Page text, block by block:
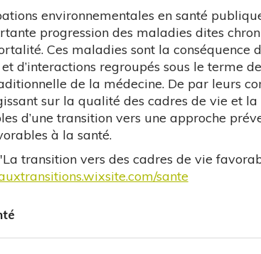
environnementales en santé
progression des maladies dites
Ces maladies sont la conséquence
et d’interactions regroupés sous le terme
de la médecine. De par leurs
sur la qualité des cadres de vie et
d’une transition vers une approche
à la santé.
transition vers des cadres de vie
sante